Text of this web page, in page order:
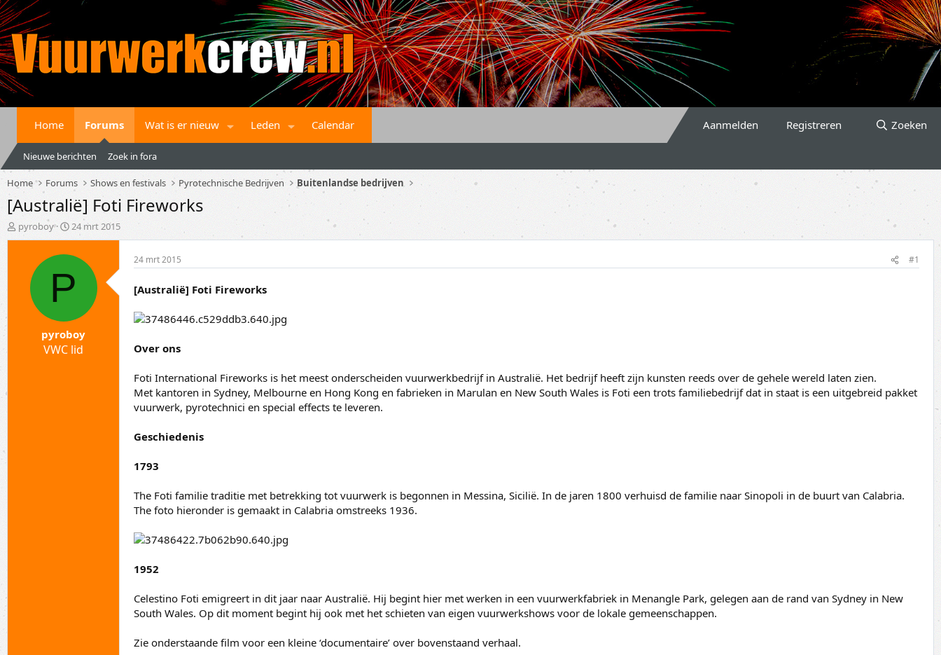
Home Forums Wat is er nieuw Leden Calendar Aanmelden Registreren Zoeken
Nieuwe berichten Zoek in fora
Home Forums Shows en festivals Pyrotechnische Bedrijven Buitenlandse bedrijven
[Australië] Foti Fireworks
T
o
pyroboy
S
t
t
d
m
24 mrt 2015
P
pyroboy
VWC lid
24 mrt 2015 #1
[Australië] Foti Fireworks
Over ons
Foti International Fireworks is het meest onderscheiden vuurwerkbedrijf in Australië. Het bedrijf heeft zijn kunsten reeds over de gehele wereld laten zien.
Met kantoren in Sydney, Melbourne en Hong Kong en fabrieken in Marulan en New South Wales is Foti een trots familiebedrijf dat in staat is een uitgebreid pakket
vuurwerk, pyrotechnici en special effects te leveren.
Geschiedenis
1793
The Foti familie traditie met betrekking tot vuurwerk is begonnen in Messina, Sicilië. In de jaren 1800 verhuisd de familie naar Sinopoli in de buurt van Calabria.
The foto hieronder is gemaakt in Calabria omstreeks 1936.
1952
Celestino Foti emigreert in dit jaar naar Australië. Hij begint hier met werken in een vuurwerkfabriek in Menangle Park, gelegen aan de rand van Sydney in New
South Wales. Op dit moment begint hij ook met het schieten van eigen vuurwerkshows voor de lokale gemeenschappen.
Zie onderstaande film voor een kleine ‘documentaire’ over bovenstaand verhaal.